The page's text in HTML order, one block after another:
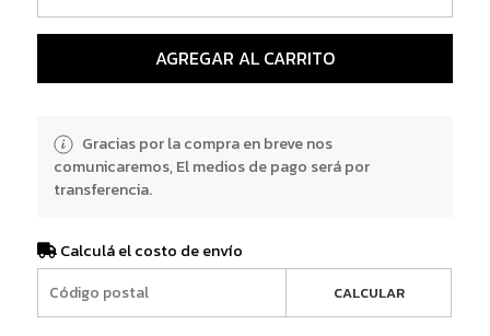
AGREGAR AL CARRITO
Gracias por la compra en breve nos
comunicaremos, El medios de pago será por
transferencia.
Calculá el costo de envío
CALCULAR